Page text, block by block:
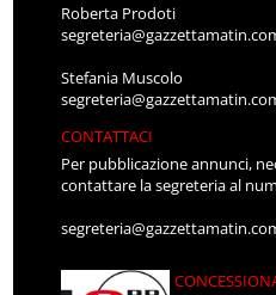
Roberta Prodoti
Stefania Muscolo
CONTATTACI
Per pubblicazione annunci,
contattare la segreteria al